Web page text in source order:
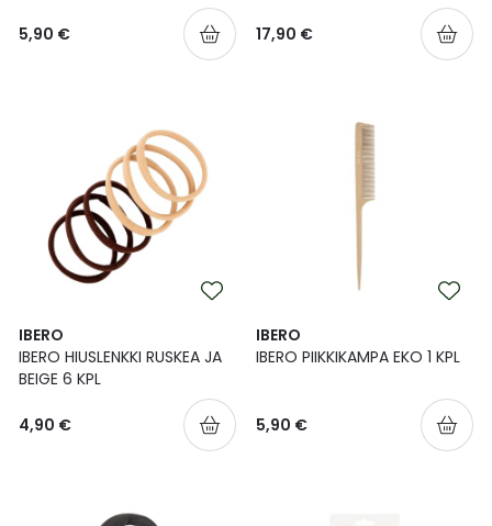
5,90 € 17,90 €
IBERO
IBERO HIUSLENKKI RUSKEA JA
BEIGE 6 KPL
4,90 €
IBERO
IBERO PIIKKIKAMPA EKO 1 KPL
5,90 €